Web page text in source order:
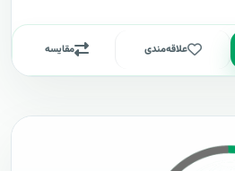
علاقه‌مندی مقایسه